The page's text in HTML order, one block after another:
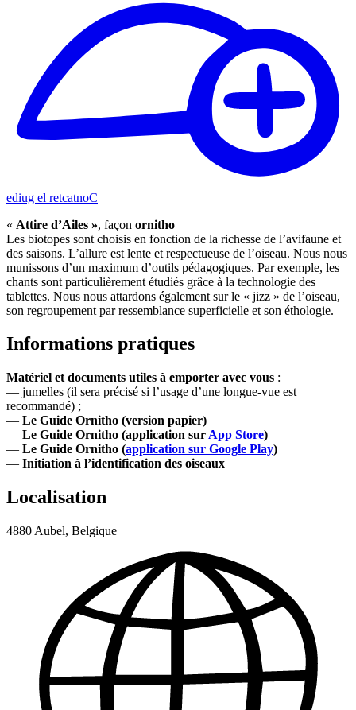
Contacter le guide
« Attire d’Ailes », façon ornitho
Les biotopes sont choisis en fonction de la richesse de l’avifaune et
des saisons. L’allure est lente et respectueuse de l’oiseau. Nous nous
munissons d’un maximum d’outils pédagogiques. Par exemple, les
chants sont particulièrement étudiés grâce à la technologie des
tablettes. Nous nous attardons également sur le « jizz » de l’oiseau,
son regroupement par ressemblance superficielle et son éthologie.
Informations pratiques
Matériel et documents utiles à emporter avec vous :
— jumelles (il sera précisé si l’usage d’une longue-vue est
recommandé) ;
— Le Guide Ornitho (version papier)
— Le Guide Ornitho (application sur App Store)
— Le Guide Ornitho (application sur Google Play)
— Initiation à l’identification des oiseaux
Localisation
4880 Aubel, Belgique